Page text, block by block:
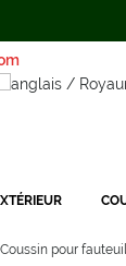
Coussin pour